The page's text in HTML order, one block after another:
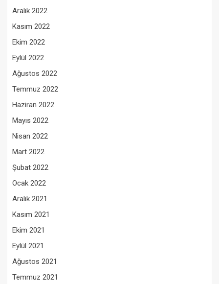
Aralık 2022
Kasım 2022
Ekim 2022
Eylül 2022
Ağustos 2022
Temmuz 2022
Haziran 2022
Mayıs 2022
Nisan 2022
Mart 2022
Şubat 2022
Ocak 2022
Aralık 2021
Kasım 2021
Ekim 2021
Eylül 2021
Ağustos 2021
Temmuz 2021